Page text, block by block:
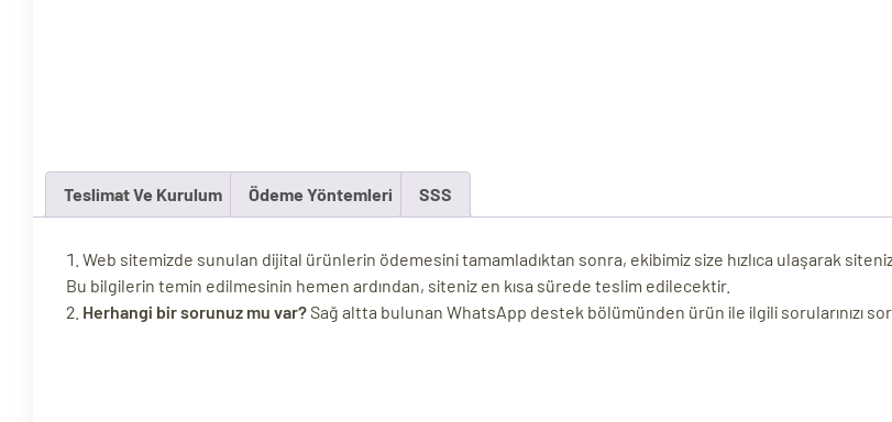
Teslimat Ve Kurulum Ödeme Yöntemleri SSS
Web sitemizde sunulan dijital ürünlerin ödemesini tamamladıktan sonra, ekibimiz size hızlıca ulaşarak
Bu bilgilerin temin edilmesinin hemen ardından, siteniz en kısa sürede teslim edilecektir.
Herhangi bir sorunuz mu var?Sağ altta bulunan WhatsApp destek bölümünden ürün ile ilgili sorularınızı